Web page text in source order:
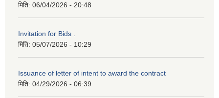
मिति: 06/04/2026 - 20:48
Invitation for Bids .
मिति: 05/07/2026 - 10:29
Issuance of letter of intent to award the contract
मिति: 04/29/2026 - 06:39